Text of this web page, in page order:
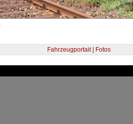
Fahrzeugportait | Fotos